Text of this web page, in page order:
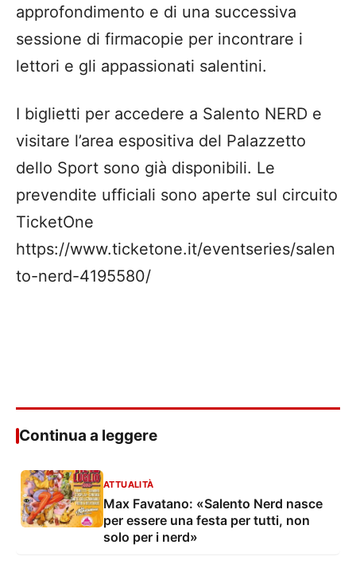
approfondimento e di una successiva
sessione di firmacopie per incontrare i
lettori e gli appassionati salentini.
I biglietti per accedere a Salento NERD e
visitare l’area espositiva del Palazzetto
dello Sport sono già disponibili. Le
prevendite ufficiali sono aperte sul circuito
TicketOne
https://www.ticketone.it/eventseries/salen
to-nerd-4195580/
Continua a leggere
ATTUALITÀ
Max Favatano: «Salento Nerd nasce
per essere una festa per tutti, non
solo per i nerd»